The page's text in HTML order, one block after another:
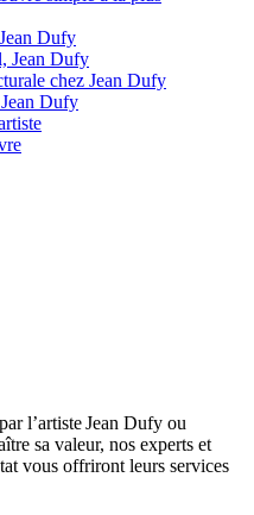
Dufy
Jean Dufy
chez Jean Dufy
Dufy
l’artiste Jean Dufy ou
sa valeur, nos experts et
vous offriront leurs services